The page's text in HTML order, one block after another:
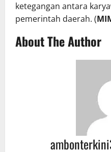
ketegangan antara
pemerintah daerah. (
About The Author